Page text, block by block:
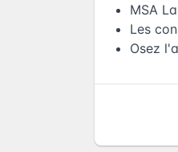
MSA
Les
Osez